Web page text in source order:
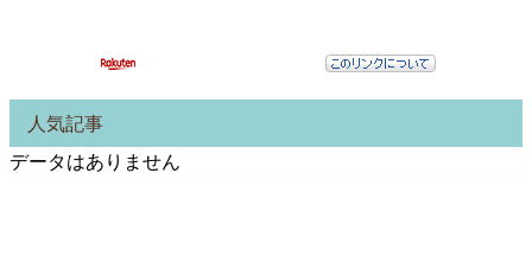
人気記事
データはありません